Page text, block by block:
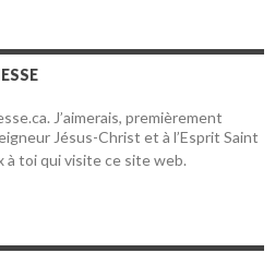
J’aimerais, premièrement
Jésus-Christ et à l’Esprit Saint
à toi qui visite ce site web.